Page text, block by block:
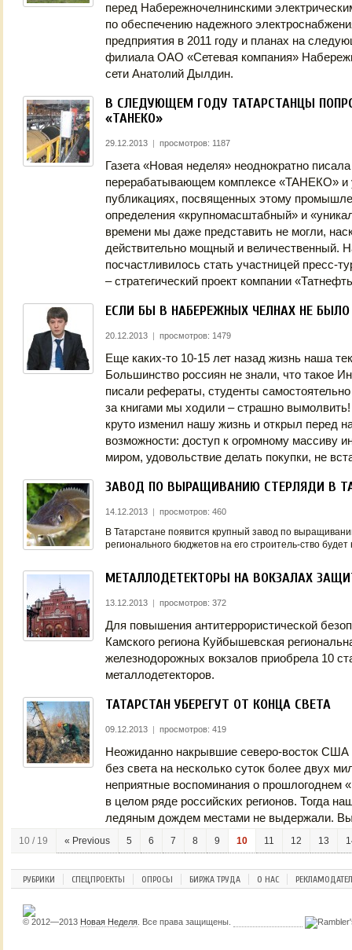
перед Набережночелнинскими
по обеспечению надежного
предприятия в 2011 году и планах на
филиала ОАО «Сетевая компания»
сети Анатолий Дылдин.
В СЛЕДУЮЩЕМ ГОДУ ТАТАРСТАНЦЫ
«ТАНЕКО»
29.12.2013 | просмотров: 1187
Газета «Новая неделя» неоднократно
перерабатывающем комплексе «ТАНЕКО» и
публикациях, посвященных этому
определения «крупномасштабный» и
времени мы даже представить не могли,
действительно мощный и величественный.
посчастливилось стать участницей пресс-
– стратегический проект компании
ЕСЛИ БЫ В НАБЕРЕЖНЫХ ЧЕЛНАХ НЕ
20.12.2013 | просмотров: 1479
Еще каких-то 10-15 лет назад жизнь наша
Большинство россиян не знали, что такое
писали рефераты, студенты
за книгами мы ходили – страшно вымолвить!
круто изменил нашу жизнь и открыл перед
возможности: доступ к огромному массиву
миром, удовольствие делать покупки, не
ЗАВОД ПО ВЫРАЩИВАНИЮ СТЕРЛЯДИ В
14.12.2013 | просмотров: 460
В Татарстане появится крупный завод по
регионального бюджетов на его строитель-ство
МЕТАЛЛОДЕТЕКТОРЫ НА ВОКЗАЛАХ
13.12.2013 | просмотров: 372
Для повышения антитеррористической
Камского региона Куйбышевская
железнодорожных вокзалов приобрела 10
металлодетекторов.
ТАТАРСТАН УБЕРЕГУТ ОТ КОНЦА СВЕТА
09.12.2013 | просмотров: 419
Неожиданно накрывшие северо-восток
без света на несколько суток более двух
неприятные воспоминания о прошлогоднем
в целом ряде российских регионов. Тогда
ледяным дождем местами не выдержали.
10 / 19 « Previous 5 6 7 8 9 10 11 12 13
РУБРИКИ СПЕЦПРОЕКТЫ ОПРОСЫ БИРЖА ТРУДА О НАС
© 2012—2013 Новая Неделя . Все права защищены.